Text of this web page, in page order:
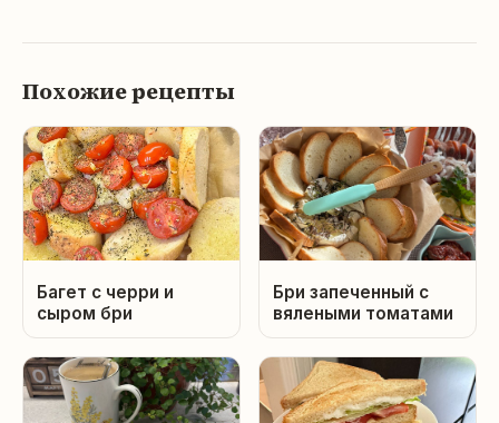
Похожие рецепты
Багет с черри и
сыром бри
Бри запеченный с
вялеными томатами